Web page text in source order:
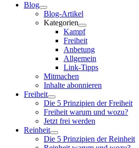
Blog
Blog-Artikel
Kategorien
Kampf
Freiheit
Anbetung
Allgemein
Link-Tipps
Mitmachen
Inhalte abonnieren
Freiheit
Die 5 Prinzipien der Freiheit
Freiheit warum und wozu?
Jetzt frei werden
Reinheit
Die 5 Prinzipien der Reinheit